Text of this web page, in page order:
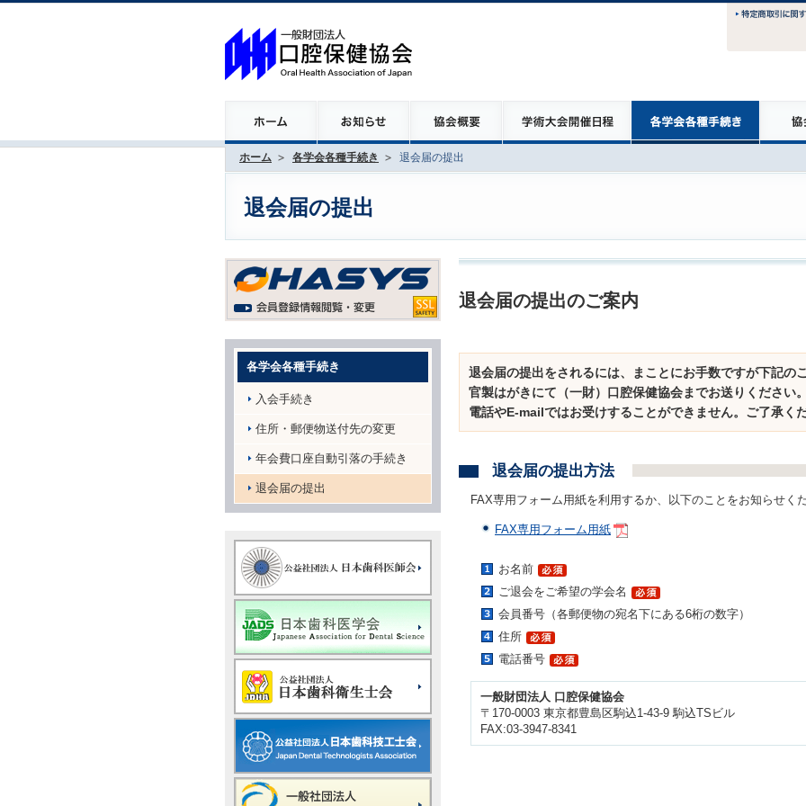
ホーム 各学会各種手続き 退会届の提出
退会届の提出
退会届の提出のご案内
退会届の提出をされるには、まことにお手数ですが下記の
官製はがきにて（一財）口腔保健協会までお送りください。
電話やE-mailではお受けすることができません。ご了承くだ
退会届の提出方法
FAX専用フォーム用紙を利用するか、以下のことをお知らせくだ
FAX専用フォーム用紙
お名前
ご退会をご希望の学会名
会員番号（各郵便物の宛名下にある6桁の数字）
住所
電話番号
一般財団法人 口腔保健協会
〒170-0003 東京都豊島区駒込1-43-9 駒込TSビル
FAX:03-3947-8341
各学会各種手続き
入会手続き
住所・郵便物送付先の変更
年会費口座自動引落の手続き
退会届の提出